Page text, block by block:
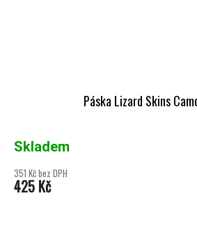
Páska Lizard Skins
Skladem
351 Kč bez DPH
425 Kč